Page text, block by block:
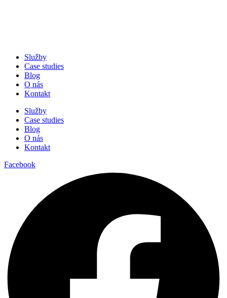
Služby
Case studies
Blog
O nás
Kontakt
Služby
Case studies
Blog
O nás
Kontakt
Facebook